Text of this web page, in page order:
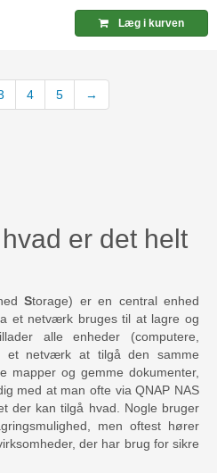
Læg i kurven
4 5 →
er det helt
Storage) er en central enhed
et netværk bruges til at lagre og
alle enheder (computere,
et netværk at tilgå den samme
mapper og gemme dokumenter,
med at man ofte via QNAP NAS
der kan tilgå hvad. Nogle bruger
men oftest hører
der har brug for sikre